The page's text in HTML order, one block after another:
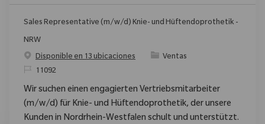
Sales Representative (m/w/d) Knie- und Hüftendoprothetik -
NRW
Disponible en 13 ubicaciones
Categoría
Ventas
ReqId11092
Wir suchen einen engagierten Vertriebsmitarbeiter
(m/w/d) für Knie- und Hüftendoprothetik, der unsere
Kunden in Nordrhein-Westfalen schult und unterstützt.